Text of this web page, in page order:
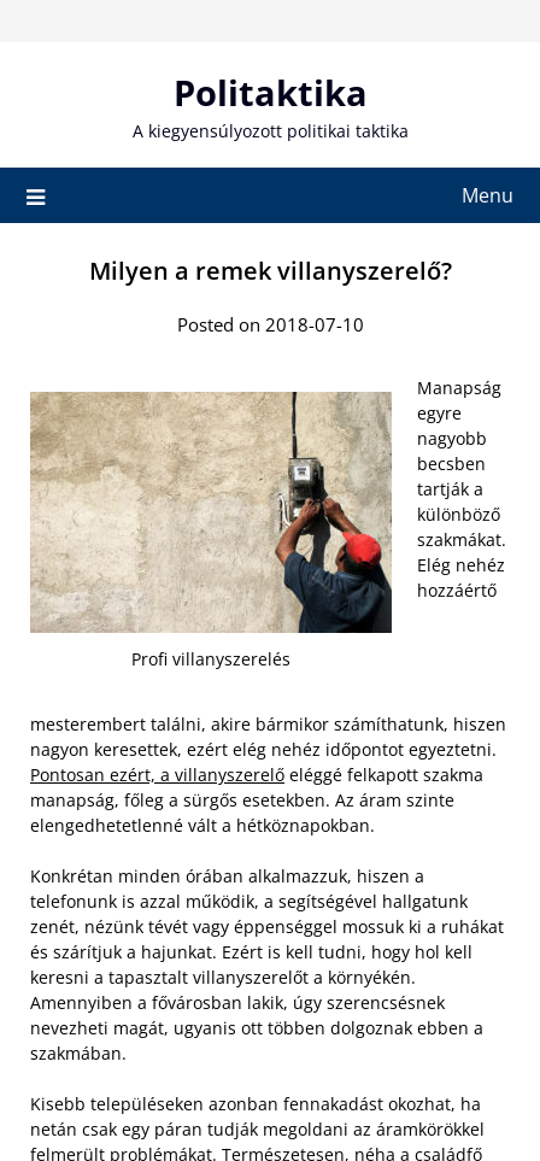
Politaktika
A kiegyensúlyozott politikai taktika
Menu
Milyen a remek villanyszerelő?
Posted on 2018-07-10
Profi villanyszerelés
Manapság
egyre
nagyobb
becsben
tartják a
különböző
szakmákat.
Elég nehéz
hozzáértő
mesterembert találni, akire bármikor számíthatunk, hiszen
nagyon keresettek, ezért elég nehéz időpontot egyeztetni.
Pontosan ezért, a villanyszerelő eléggé felkapott szakma
manapság, főleg a sürgős esetekben. Az áram szinte
elengedhetetlenné vált a hétköznapokban.
Konkrétan minden órában alkalmazzuk, hiszen a
telefonunk is azzal működik, a segítségével hallgatunk
zenét, nézünk tévét vagy éppenséggel mossuk ki a ruhákat
és szárítjuk a hajunkat. Ezért is kell tudni, hogy hol kell
keresni a tapasztalt villanyszerelőt a környékén.
Amennyiben a fővárosban lakik, úgy szerencsésnek
nevezheti magát, ugyanis ott többen dolgoznak ebben a
szakmában.
Kisebb településeken azonban fennakadást okozhat, ha
netán csak egy páran tudják megoldani az áramkörökkel
felmerült problémákat. Természetesen, néha a családfő